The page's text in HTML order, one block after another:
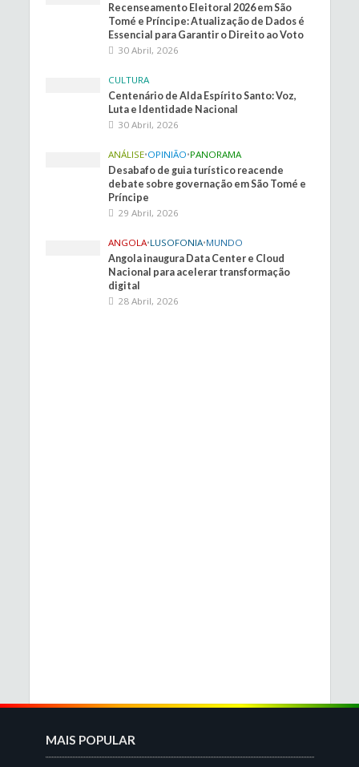
Recenseamento Eleitoral 2026 em São
Tomé e Príncipe: Atualização de Dados é
Essencial para Garantir o Direito ao Voto
30 Abril, 2026
CULTURA
Centenário de Alda Espírito Santo: Voz,
Luta e Identidade Nacional
30 Abril, 2026
ANÁLISE•OPINIÃO•PANORAMA
Desabafo de guia turístico reacende
debate sobre governação em São Tomé e
Príncipe
29 Abril, 2026
ANGOLA•LUSOFONIA•MUNDO
Angola inaugura Data Center e Cloud
Nacional para acelerar transformação
digital
28 Abril, 2026
MAIS POPULAR